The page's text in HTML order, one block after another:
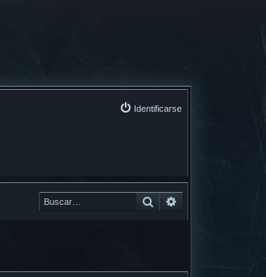
Identificarse
Buscar